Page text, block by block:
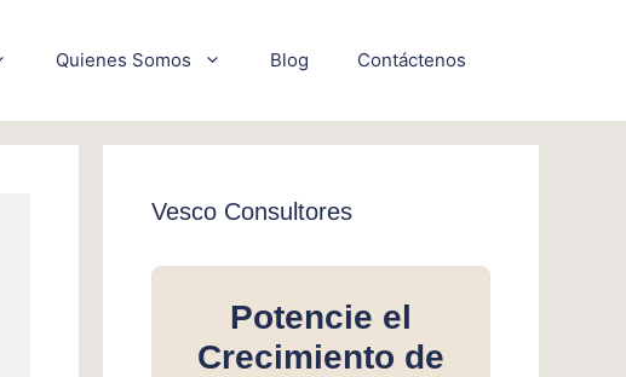
Quienes Somos Blog Contáctenos
Vesco Consultores
Potencie el
Crecimiento de